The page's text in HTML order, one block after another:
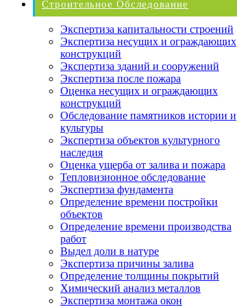
Строительное Обследование
Экспертиза капитальности строений
Экспертиза несущих и ограждающих
конструкций
Экспертиза зданий и сооружений
Экспертиза после пожара
Оценка несущих и ограждающих
конструкций
Обследование памятников истории и
культуры
Экспертиза объектов культурного
наследия
Оценка ущерба от залива и пожара
Тепловизионное обследование
Экспертиза фундамента
Определение времени постройки
объектов
Определение времени производства
работ
Выдел доли в натуре
Экспертиза причины залива
Определение толщины покрытий
Химический анализ металлов
Экспертиза монтажа окон